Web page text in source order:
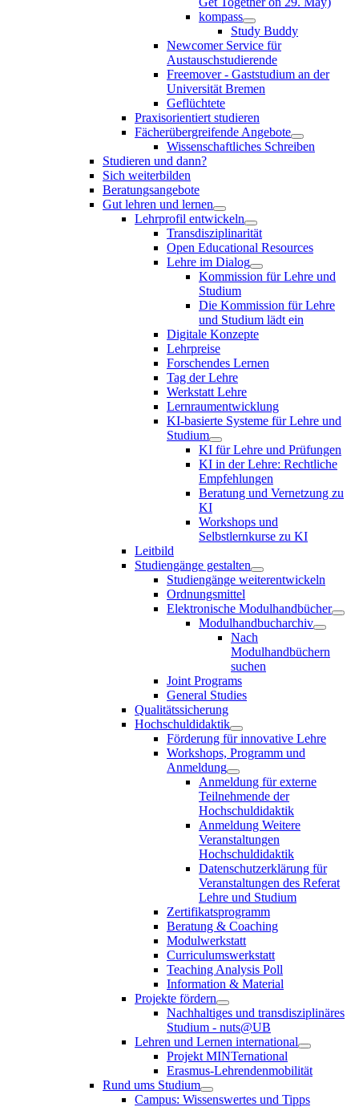
kompass
Study Buddy
Newcomer Service für
Austauschstudierende
Freemover - Gaststudium an der
Universität Bremen
Geflüchtete
Praxisorientiert studieren
Fächerübergreifende Angebote
Wissenschaftliches Schreiben
Studieren und dann?
Sich weiterbilden
Beratungsangebote
Gut lehren und lernen
Lehrprofil entwickeln
Transdisziplinarität
Open Educational Resources
Lehre im Dialog
Kommission für Lehre und
Studium
Die Kommission für Lehre
und Studium lädt ein
Digitale Konzepte
Lehrpreise
Forschendes Lernen
Tag der Lehre
Werkstatt Lehre
Lernraumentwicklung
KI-basierte Systeme für Lehre und
Studium
KI für Lehre und Prüfungen
KI in der Lehre: Rechtliche
Empfehlungen
Beratung und Vernetzung zu
KI
Workshops und
Selbstlernkurse zu KI
Leitbild
Studiengänge gestalten
Studiengänge weiterentwickeln
Ordnungsmittel
Elektronische Modulhandbücher
Modulhandbucharchiv
Nach
Modulhandbüchern
suchen
Joint Programs
General Studies
Qualitätssicherung
Hochschuldidaktik
Förderung für innovative Lehre
Workshops, Programm und
Anmeldung
Anmeldung für externe
Teilnehmende der
Hochschuldidaktik
Anmeldung Weitere
Veranstaltungen
Hochschuldidaktik
Datenschutzerklärung für
Veranstaltungen des Referat
Lehre und Studium
Zertifikatsprogramm
Beratung & Coaching
Modulwerkstatt
Curriculumswerkstatt
Teaching Analysis Poll
Information & Material
Projekte fördern
Nachhaltiges und transdisziplinäres
Studium - nuts@UB
Lehren und Lernen international
Projekt MINTernational
Erasmus-Lehrendenmobilität
Rund ums Studium
Campus: Wissenswertes und Tipps